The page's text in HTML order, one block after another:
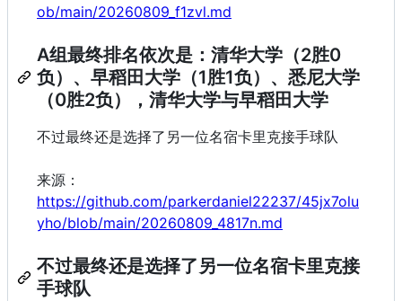
ob/main/20260809_f1zvl.md
A组最终排名依次是：清华大学（2胜0
负）、早稻田大学（1胜1负）、悉尼大学
（0胜2负），清华大学与早稻田大学
不过最终还是选择了另一位名宿卡里克接手球队
来源：
https://github.com/parkerdaniel22237/45jx7olu
yho/blob/main/20260809_4817n.md
不过最终还是选择了另一位名宿卡里克接
手球队